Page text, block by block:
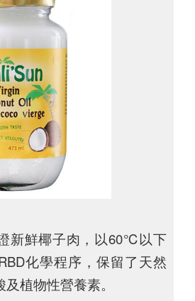
新鮮椰子肉，以60℃以下
化學程序，保留了天然
植物性營養素。